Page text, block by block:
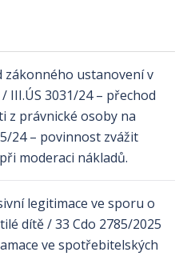
zákonného ustanovení v
III.ÚS 3031/24 – přechod
z právnické osoby na
24 – povinnost zvážit
moderaci nákladů.
legitimace ve sporu o
dítě / 33 Cdo 2785/2025
ve spotřebitelských